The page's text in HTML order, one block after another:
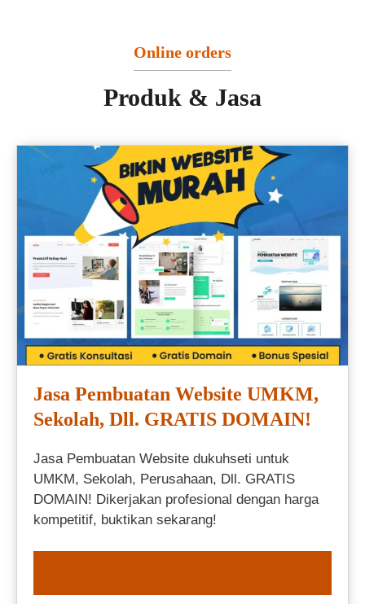
Online orders
Produk & Jasa
Jasa Pembuatan Website UMKM,
Sekolah, Dll. GRATIS DOMAIN!
Jasa Pembuatan Website dukuhseti untuk
UMKM, Sekolah, Perusahaan, Dll. GRATIS
DOMAIN! Dikerjakan profesional dengan harga
kompetitif, buktikan sekarang!